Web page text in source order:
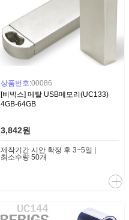
상품번호:00086
[비빅스] 메탈 USB메모리(UC133)
4GB-64GB
3,842원
제작기간 시안 확정 후 3~5일 |
최소수량 50개